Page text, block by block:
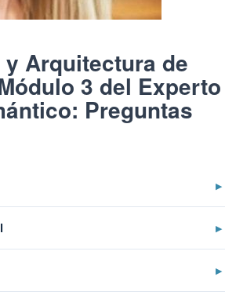
Arquitectura de
3 del Experto
Preguntas
▶
▶
▶